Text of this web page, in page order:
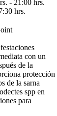
- 21:00 hrs.
hrs.
con un
de la
protección
de la sarna
spp en
para